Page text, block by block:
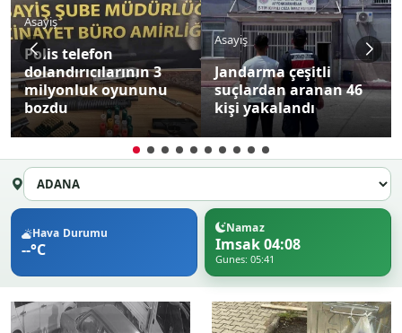
Asayiş
Polis telefon
dolandırıcılarının 3
milyonluk oyununu
bozdu
Asayiş
Jandarma çeşitli
suçlardan aranan 46
kişi yakalandı
Hava Durumu
--°C
Namaz
Imsak 04:08
Gunes: 05:41